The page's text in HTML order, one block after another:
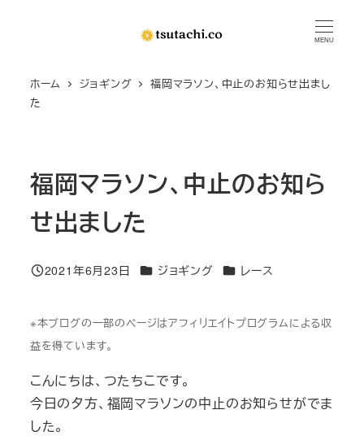
MENU
ホーム ジョギング
福岡マラソン、中止のお知らせ出まし
た
福岡マラソン、中止のお知ら
せ出ました
投稿日
2021年6月23日 カテゴリー
ジョギング カテゴリー
レース
※本ブログの一部のページはアフィリエイトプログラムによる収
益を得ています。
こんにちは、つたちこです。
今日の夕方、福岡マラソンの中止のお知らせがでま
した。